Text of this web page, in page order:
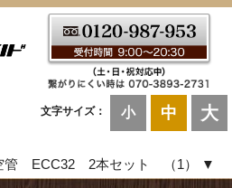
文字サイズ： 小 中 大
管 ECC32 2本セット （1） ▼